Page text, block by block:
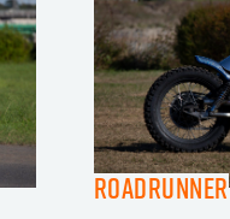
Roadrunner